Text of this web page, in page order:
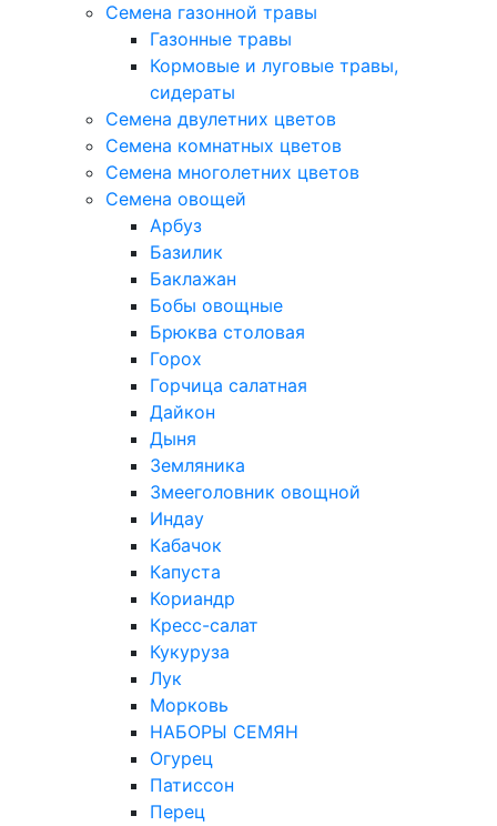
Семена газонной травы
Газонные травы
Кормовые и луговые травы,
сидераты
Семена двулетних цветов
Семена комнатных цветов
Семена многолетних цветов
Семена овощей
Арбуз
Базилик
Баклажан
Бобы овощные
Брюква столовая
Горох
Горчица салатная
Дайкон
Дыня
Земляника
Змееголовник овощной
Индау
Кабачок
Капуста
Кориандр
Кресс-салат
Кукуруза
Лук
Морковь
НАБОРЫ СЕМЯН
Огурец
Патиссон
Перец